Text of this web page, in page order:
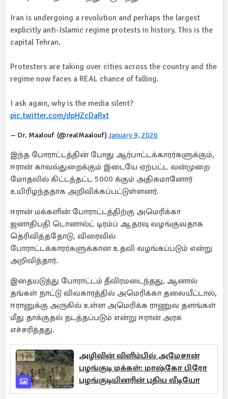
Iran is undergoing a revolution and perhaps the largest
explicitly anti-Islamic regime protests in history. This is the
capital Tehran.
Protesters are taking over cities across the country and the
regime now faces a REAL chance of falling.
I ask again, why is the media silent?
pic.twitter.com/dpHZcDaRxt
— Dr. Maalouf ‏ (@realMaalouf) January 9, 2026
இந்த போராட்டத்தின் போது ஆர்பாட்டக்காரர்களுக்கும்,
ஈரான் காவல்துறைக்கும் இடையே ஏற்பட்ட வன்முறை
மோதலில் கிட்டத்தட்ட 5000 க்கும் அதிகமானோர்
உயிரிழந்ததாக அறிவிக்கப்பட்டுள்ளனர்.
ஈரான் மக்களின் போராட்டத்திற்கு அமெரிக்கா
ஜனாதிபதி டொனால்ட் டிரம்ப் ஆதரவு வழங்குவதாக
தெரிவித்ததோடு, விரைவில்
போராட்டக்காரர்களுக்கான உதவி வழங்கப்படும் என்று
அறிவித்தார்.
இதையடுத்து போராட்டம் தீவிரமடைந்தது, ஆனால்
தங்கள் நாட்டு விவகாரத்தில் அமெரிக்கா தலையீட்டால்,
ஈரானுக்கு அருகில் உள்ள அமெரிக்க ராணுவ தளங்கள்
மீது தாக்குதல் நடத்தப்படும் என்று ஈரான் அரசு
எச்சரித்தது.
அழிவின் விளிம்பில் அமேசான்
பழங்குடி மக்கள்: மாஷ்கோ பிரோ
பழங்குடியினரின் புதிய வீடியோ